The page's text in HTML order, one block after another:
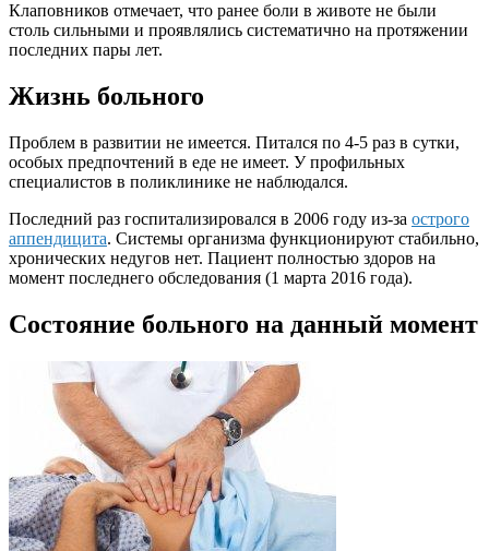
Клаповников отмечает, что ранее боли в животе не были
столь сильными и проявлялись систематично на протяжении
последних пары лет.
Жизнь больного
Проблем в развитии не имеется. Питался по 4-5 раз в сутки,
особых предпочтений в еде не имеет. У профильных
специалистов в поликлинике не наблюдался.
Последний раз госпитализировался в 2006 году из-за острого
аппендицита. Системы организма функционируют стабильно,
хронических недугов нет. Пациент полностью здоров на
момент последнего обследования (1 марта 2016 года).
Состояние больного на данный момент